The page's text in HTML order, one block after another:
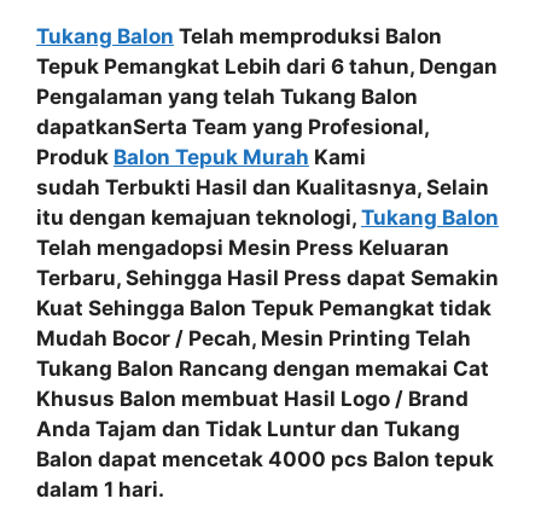
Tukang Balon Telah memproduksi Balon
Tepuk Pemangkat Lebih dari 6 tahun, Dengan
Pengalaman yang telah Tukang Balon
dapatkanSerta Team yang Profesional,
Produk Balon Tepuk Murah Kami
sudah Terbukti Hasil dan Kualitasnya, Selain
itu dengan kemajuan teknologi, Tukang Balon
Telah mengadopsi Mesin Press Keluaran
Terbaru, Sehingga Hasil Press dapat Semakin
Kuat Sehingga Balon Tepuk Pemangkat tidak
Mudah Bocor / Pecah, Mesin Printing Telah
Tukang Balon Rancang dengan memakai Cat
Khusus Balon membuat Hasil Logo / Brand
Anda Tajam dan Tidak Luntur dan Tukang
Balon dapat mencetak 4000 pcs Balon tepuk
dalam 1 hari.